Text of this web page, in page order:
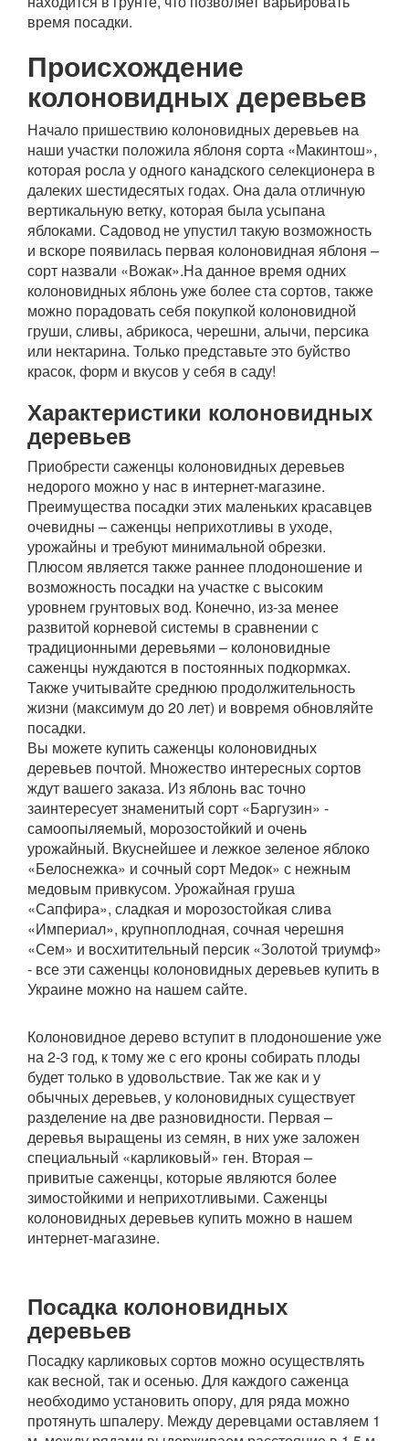
время посадки.
Происхождение
колоновидных деревьев
Начало пришествию колоновидных деревьев на
наши участки положила яблоня сорта «Макинтош»,
которая росла у одного канадского селекционера в
далеких шестидесятых годах. Она дала отличную
вертикальную ветку, которая была усыпана
яблоками. Садовод не упустил такую возможность
и вскоре появилась первая колоновидная яблоня –
сорт назвали «Вожак».На данное время одних
колоновидных яблонь уже более ста сортов, также
можно порадовать себя покупкой колоновидной
груши, сливы, абрикоса, черешни, алычи, персика
или нектарина. Только представьте это буйство
красок, форм и вкусов у себя в саду!
Характеристики колоновидных
деревьев
Приобрести саженцы колоновидных деревьев
недорого можно у нас в интернет-магазине.
Преимущества посадки этих маленьких красавцев
очевидны – саженцы неприхотливы в уходе,
урожайны и требуют минимальной обрезки.
Плюсом является также раннее плодоношение и
возможность посадки на участке с высоким
уровнем грунтовых вод. Конечно, из-за менее
развитой корневой системы в сравнении с
традиционными деревьями – колоновидные
саженцы нуждаются в постоянных подкормках.
Также учитывайте среднюю продолжительность
жизни (максимум до 20 лет) и вовремя обновляйте
посадки.
Вы можете купить саженцы колоновидных
деревьев почтой. Множество интересных сортов
ждут вашего заказа. Из яблонь вас точно
заинтересует знаменитый сорт «Баргузин» -
самоопыляемый, морозостойкий и очень
урожайный. Вкуснейшее и лежкое зеленое яблоко
«Белоснежка» и сочный сорт Медок» с нежным
медовым привкусом. Урожайная груша
«Сапфира», сладкая и морозостойкая слива
«Империал», крупноплодная, сочная черешня
«Сем» и восхитительный персик «Золотой триумф»
- все эти саженцы колоновидных деревьев купить в
Украине можно на нашем сайте.
Колоновидное дерево вступит в плодоношение уже
на 2-3 год, к тому же с его кроны собирать плоды
будет только в удовольствие. Так же как и у
обычных деревьев, у колоновидных существует
разделение на две разновидности. Первая –
деревья выращены из семян, в них уже заложен
специальный «карликовый» ген. Вторая –
привитые саженцы, которые являются более
зимостойкими и неприхотливыми. Саженцы
колоновидных деревьев купить можно в нашем
интернет-магазине.
Посадка колоновидных
деревьев
Посадку карликовых сортов можно осуществлять
как весной, так и осенью. Для каждого саженца
необходимо установить опору, для ряда можно
протянуть шпалеру. Между деревцами оставляем 1